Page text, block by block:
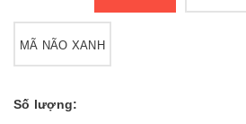
MÃ NÃO XANH
Số lượng: